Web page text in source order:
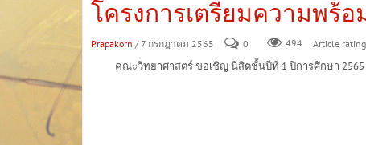
โครงการเตรียมความพร้
Prapakorn / 7 กรกฎาคม 2565 0 494 Article
คณะวิทยาศาสตร์ ขอเชิญ นิสิตชั้นปีที่ 1 ปีการศึกษา 2565